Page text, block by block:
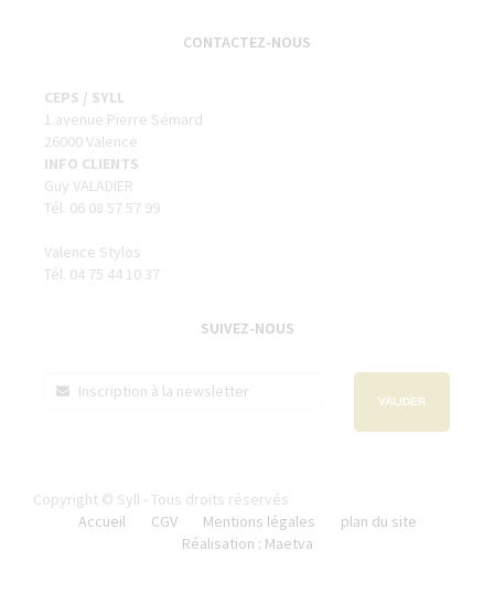
CONTACTEZ-NOUS
CEPS / SYLL
1 avenue Pierre Sémard
26000 Valence
INFO CLIENTS
Guy VALADIER
Tél. 06 08 57 57 99
Valence Stylos
Tél. 04 75 44 10 37
SUIVEZ-NOUS
VALIDER
Copyright © Syll - Tous droits réservés
Accueil
CGV Mentions légales
plan du site
Réalisation : Maetva